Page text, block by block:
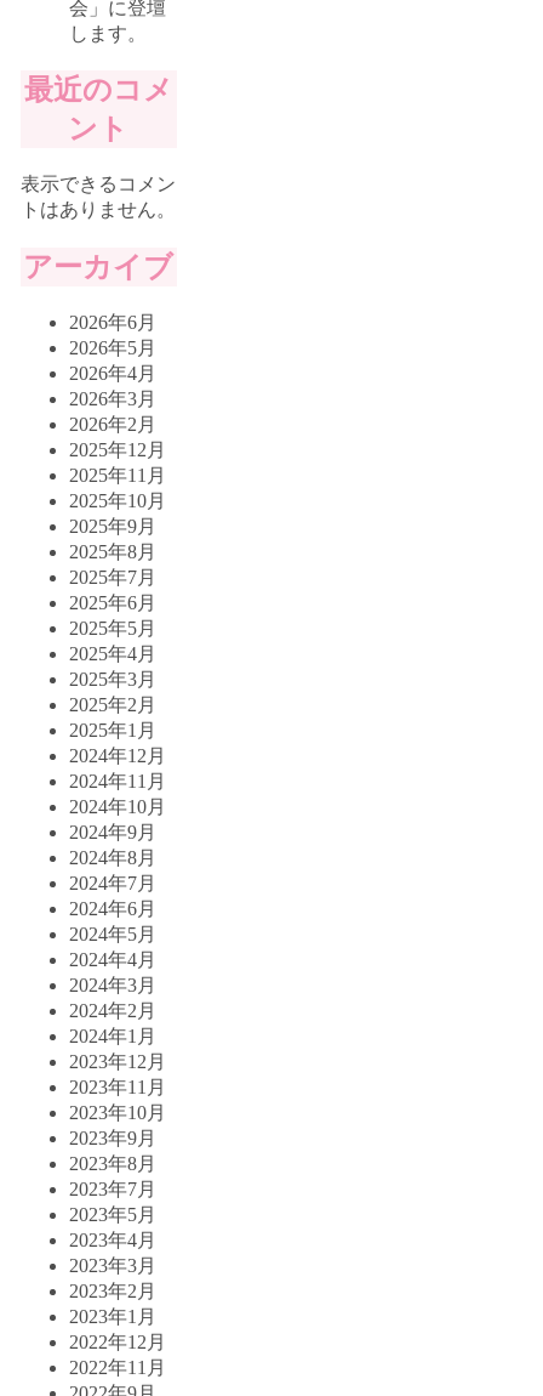
会」に登壇
します。
最近のコメ
ント
表示できるコメン
トはありません。
アーカイブ
2026年6月
2026年5月
2026年4月
2026年3月
2026年2月
2025年12月
2025年11月
2025年10月
2025年9月
2025年8月
2025年7月
2025年6月
2025年5月
2025年4月
2025年3月
2025年2月
2025年1月
2024年12月
2024年11月
2024年10月
2024年9月
2024年8月
2024年7月
2024年6月
2024年5月
2024年4月
2024年3月
2024年2月
2024年1月
2023年12月
2023年11月
2023年10月
2023年9月
2023年8月
2023年7月
2023年5月
2023年4月
2023年3月
2023年2月
2023年1月
2022年12月
2022年11月